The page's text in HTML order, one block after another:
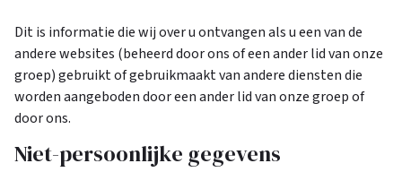
Dit is informatie die wij over u ontvangen als u een van de
andere websites (beheerd door ons of een ander lid van onze
groep) gebruikt of gebruikmaakt van andere diensten die
worden aangeboden door een ander lid van onze groep of
door ons.
Niet-persoonlijke gegevens